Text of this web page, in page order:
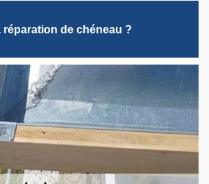
réparation de chéneau ?